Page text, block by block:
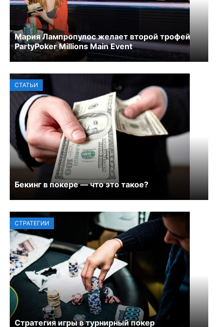
Мария Лампропулос желает второй трофей
PartyPoker Millions Main Event
СТАТЬИ
Бекинг в покере — что это такое?
СТРАТЕГИИ
Стратегия игры в турнирный покер